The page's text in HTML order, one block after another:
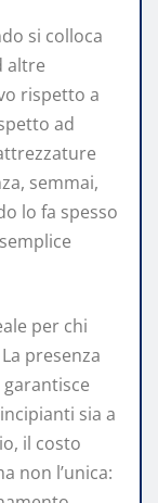
si colloca
altre
rispetto a
ad
semmai,
lo fa spesso
per chi
presenza
sia a
il costo
non l’unica: